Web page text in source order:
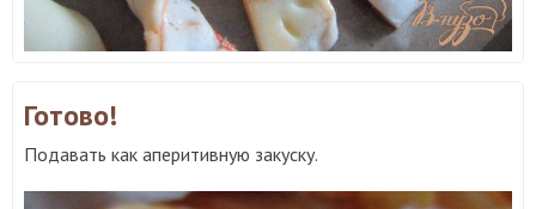
Готово!
Подавать как аперитивную закуску.